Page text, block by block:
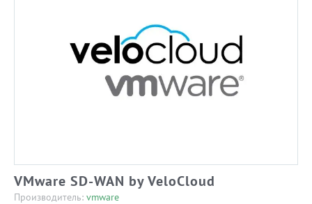
VMware SD-WAN by VeloCloud
Производитель: vmware